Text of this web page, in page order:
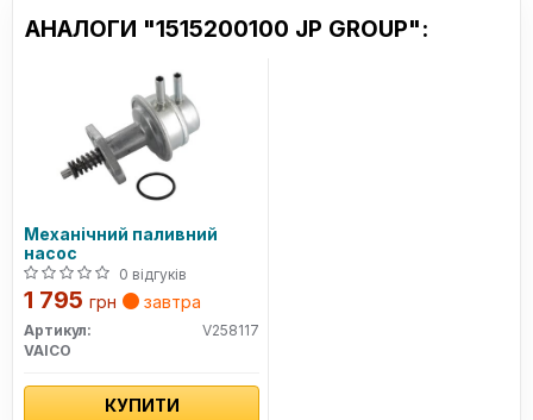
АНАЛОГИ "1515200100 JP GROUP":
Механічний паливний
насос
0 відгуків
1 795 грн завтра
Артикул:
V258117
VAICO
КУПИТИ